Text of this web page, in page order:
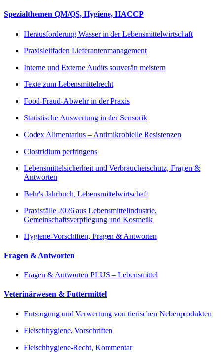
Spezialthemen QM/QS, Hygiene, HACCP
Herausforderung Wasser in der Lebensmittelwirtschaft
Praxisleitfaden Lieferantenmanagement
Interne und Externe Audits souverän meistern
Texte zum Lebensmittelrecht
Food-Fraud-Abwehr in der Praxis
Statistische Auswertung in der Sensorik
Codex Alimentarius – Antimikrobielle Resistenzen
Clostridium perfringens
Lebensmittelsicherheit und Verbraucherschutz, Fragen &
Antworten
Behr's Jahrbuch, Lebensmittelwirtschaft
Praxisfälle 2026 aus Lebensmittelindustrie,
Gemeinschaftsverpflegung und Kosmetik
Hygiene-Vorschiften, Fragen & Antworten
Fragen & Antworten
Fragen & Antworten PLUS – Lebensmittel
Veterinärwesen & Futtermittel
Entsorgung und Verwertung von tierischen Nebenprodukten
Fleischhygiene, Vorschriften
Fleischhygiene-Recht, Kommentar